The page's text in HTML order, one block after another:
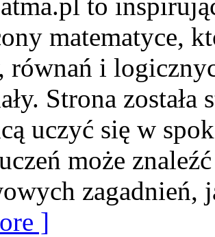
matematyce,
równań i
Strona
uczyć się w
może
zagadnień,
]